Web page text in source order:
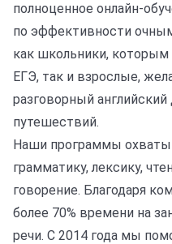
полноценное онлайн-
по эффективности
как школьники,
ЕГЭ, так и взрослые,
разговорный
путешествий.
Наши программы
грамматику, лексику,
говорение. Благодаря
более 70% времени на
речи. С 2014 года мы